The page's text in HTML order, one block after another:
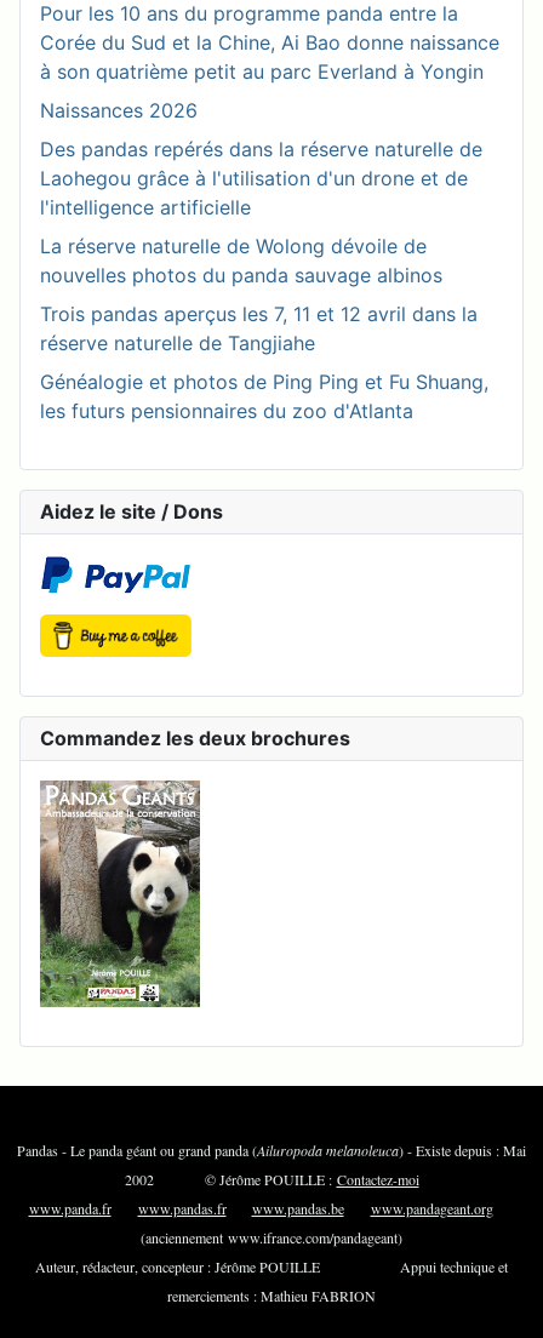
Pour les 10 ans du programme panda entre la
Corée du Sud et la Chine, Ai Bao donne naissance
à son quatrième petit au parc Everland à Yongin
Naissances 2026
Des pandas repérés dans la réserve naturelle de
Laohegou grâce à l'utilisation d'un drone et de
l'intelligence artificielle
La réserve naturelle de Wolong dévoile de
nouvelles photos du panda sauvage albinos
Trois pandas aperçus les 7, 11 et 12 avril dans la
réserve naturelle de Tangjiahe
Généalogie et photos de Ping Ping et Fu Shuang,
les futurs pensionnaires du zoo d'Atlanta
Aidez le site / Dons
Commandez les deux brochures
Pandas - Le panda géant ou grand panda (Ailuropoda melanoleuca) - Existe depuis : Mai
2002 © Jérôme POUILLE : Contactez-moi
www.panda.fr
www.pandas.fr www.pandas.be
www.pandageant.org
(anciennement www.ifrance.com/pandageant)
Auteur, rédacteur, concepteur : Jérôme POUILLE Appui technique et
remerciements : Mathieu FABRION